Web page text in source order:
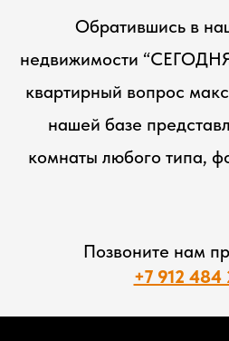
Обратившись в
недвижимости
квартирный вопрос
нашей базе
комнаты любого типа,
Позвоните нам
+7 912 484